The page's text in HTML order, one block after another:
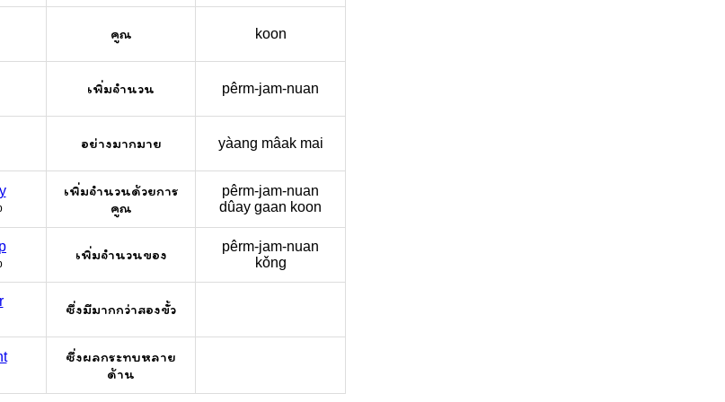
คูณ koon
เพิ่มจำนวน pêrm-jam-nuan
อย่างมากมาย yàang mâak mai
เพิ่มจำนวนด้วยการ
คูณ
pêrm-jam-nuan
dûay gaan koon
เพิ่มจำนวนของ
pêrm-jam-nuan
kǒng
ซึ่งมีมากกว่าสองขั้ว
ซึ่งผลกระทบหลาย
ด้าน